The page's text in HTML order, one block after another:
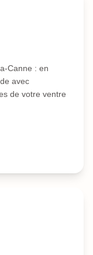
Canne : en
avec
de votre ventre